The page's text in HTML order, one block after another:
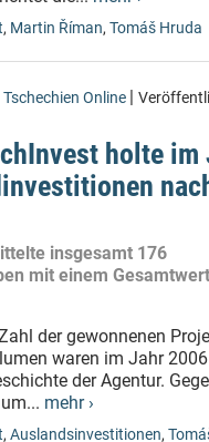
, Martin Říman, Tomáš Hruda
Tschechien Online |
holte im
insgesamt 176
mit einem
der gewonnenen
waren im Jahr
der Agentur.
mehr ›
, Auslandsinvestitionen,